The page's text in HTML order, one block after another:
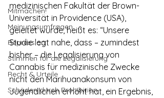
Mitmachen!
Meinungsumfragen
Repression
Stimmen für die Legalisierung
Recht & Urteile
Schäden durch Prohibition
medizinischen Fakultät der Brown-
Universität in Providence (USA),
geleitet wurde, heißt es: “Unsere
Studie legt nahe, dass – zumindest
bisher – die Legalisierung von
Cannabis für medizinische Zwecke
nicht den Marihuanakonsum von
Jugendlichen erhöht hat, ein Ergebnis,